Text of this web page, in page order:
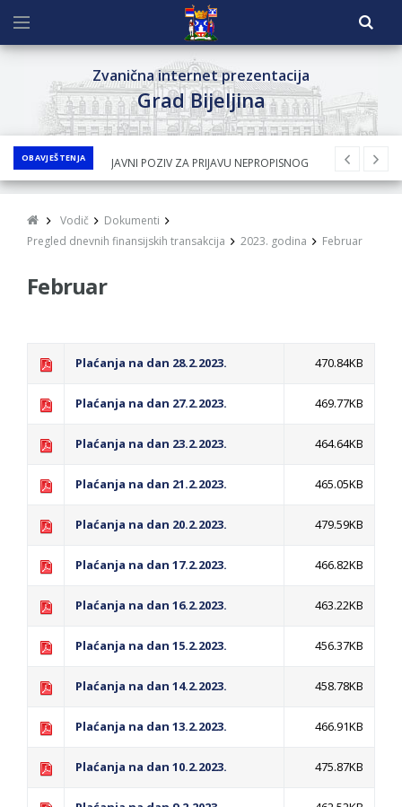
Zvanična internet prezentacija
Grad Bijeljina
OBAVJEŠTENJA
JAVNI POZIV ZA PRIJAVU NEPROPISNOG
ODLAGANjA OTPADA UZ DODJELU
JAVNI KONKURS ZA DODJELU
Obavještenje za preduzetnika - Nenad
PRELIMINARNA RANG LISTA KANDIDATA KOJI
SU OSTVARILI PRAVO NA GRADSKI MJESEČNI
BORCE VOJSKE REPUBLIKE SRPSKE U STANjU
Od 27. jula prijem zahtjeva za novčanu
osnovcima
Zahtjev za izdavanje PONOSNE KARTICE
avgusta
Obavještenje za preduzetnika - Vera Ujić
Vodič
Dokumenti
Pregled dnevnih finansijskih transakcija
2023. godina Februar
Februar
Plaćanja na dan 28.2.2023. 470.84KB
Plaćanja na dan 27.2.2023. 469.77KB
Plaćanja na dan 23.2.2023. 464.64KB
Plaćanja na dan 21.2.2023. 465.05KB
Plaćanja na dan 20.2.2023. 479.59KB
Plaćanja na dan 17.2.2023. 466.82KB
Plaćanja na dan 16.2.2023. 463.22KB
Plaćanja na dan 15.2.2023. 456.37KB
Plaćanja na dan 14.2.2023. 458.78KB
Plaćanja na dan 13.2.2023. 466.91KB
Plaćanja na dan 10.2.2023. 475.87KB